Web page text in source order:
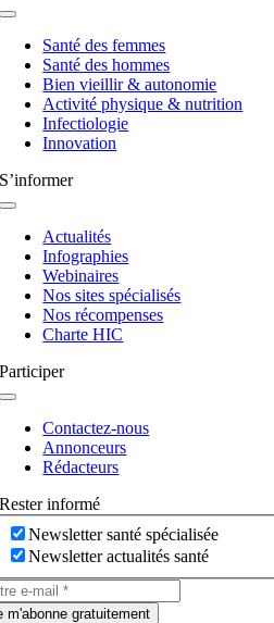
Navigation
basculeSanté des femmes
Santé des hommes
Bien vieillir & autonomie
Activité physique & nutrition
Infectiologie
Innovation
S’informer
Navigation
basculeActualités
Infographies
Webinaires
Nos sites spécialisés
Nos récompenses
Charte HIC
Participer
Navigation
basculeContactez-nous
Annonceurs
Rédacteurs
Rester informé
Newsletter santé spécialisée
Newsletter actualités santé
m'abonne gratuitement